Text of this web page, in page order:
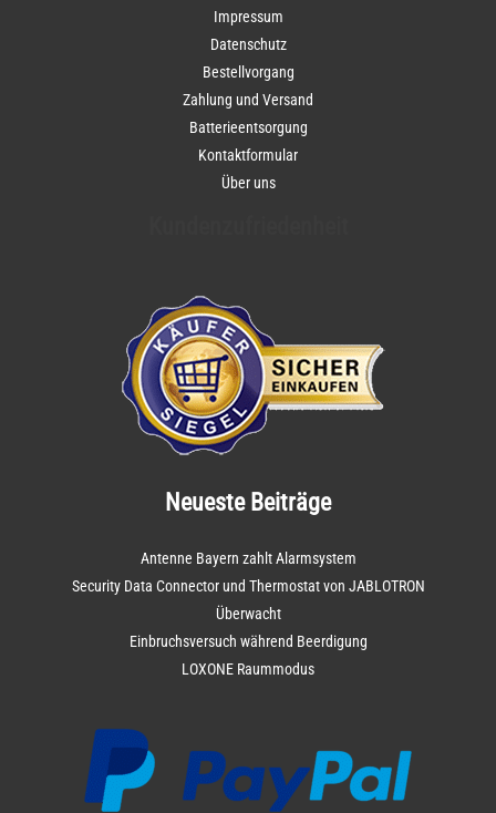
Impressum
Datenschutz
Bestellvorgang
Zahlung und Versand
Batterieentsorgung
Kontaktformular
Über uns
Neueste Beiträge
Antenne Bayern zahlt Alarmsystem
Security Data Connector und Thermostat von JABLOTRON
Überwacht
Einbruchsversuch während Beerdigung
LOXONE Raummodus